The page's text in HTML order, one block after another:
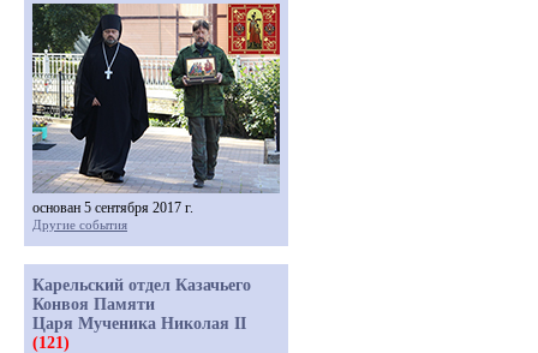
основан 5 сентября 2017 г.
Другие события
Карельский отдел Казачьего
Конвоя Памяти
Царя Мученика Николая II
(121)